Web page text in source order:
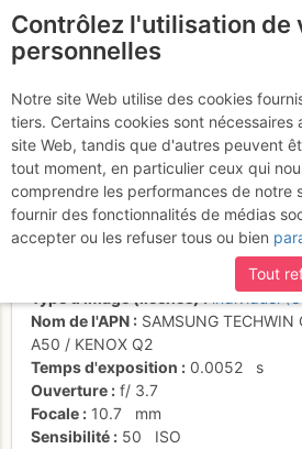
Le soleil
montagnes de
Activités
Date/heure
Laurent DUPONT
individuel
Nom de l'APN
SAMSUNG TECHWIN
A50 / KENOX Q2
Temps d'exposition
0.0052
s
Ouverture
f/ 3.7
Focale
10.7
mm
Sensibilité
50
ISO
Contrôlez l'utilisation de
personnelles
Notre site Web utilise des cookies
tiers. Certains cookies sont nécessaires
site Web, tandis que d'autres peuvent
tout moment, en particulier ceux qui
comprendre les performances de notre
fournir des fonctionnalités de médias
accepter ou les refuser tous ou bien
Tout